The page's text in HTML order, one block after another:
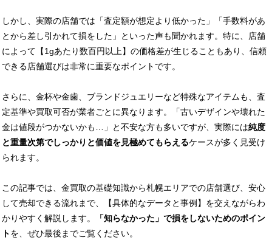
しかし、実際の店舗では「査定額が想定より低かった」「手数料があ
とから差し引かれて損をした」といった声も聞かれます。特に、店舗
によって【1gあたり数百円以上】の価格差が生じることもあり、信頼
できる店舗選びは非常に重要なポイントです。
さらに、金杯や金歯、ブランドジュエリーなど特殊なアイテムも、査
定基準や買取可否が業者ごとに異なります。「古いデザインや壊れた
金は値段がつかないかも…」と不安な方も多いですが、実際には純度
と重量次第でしっかりと価値を見極めてもらえるケースが多く見受け
られます。
この記事では、金買取の基礎知識から札幌エリアでの店舗選び、安心
して売却できる流れまで、【具体的なデータと事例】を交えながらわ
かりやすく解説します。
「知らなかった」で損をしないためのポイン
トを、ぜひ最後までご覧ください。